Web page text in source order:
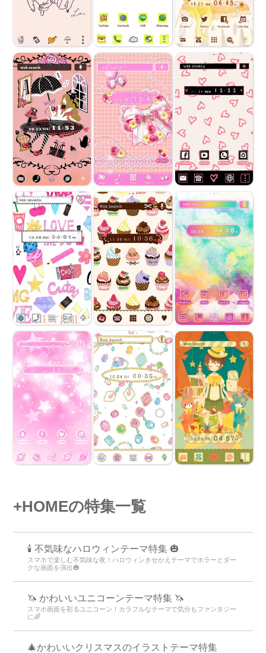
+HOMEの特集一覧
🕯️ 不気味なハロウィンテーマ特集 🎃
スマホで楽しむ不気味な夜！ハロウィンきせかえテーマでホラーとダー
クな画面を演出🎃
🦄 かわいいユニコーンテーマ特集 🦄
スマホ画面を彩るユニコーン！カラフルなテーマで気分もファンタジー
に🌈
🎄かわいいクリスマスのイラストテーマ特集